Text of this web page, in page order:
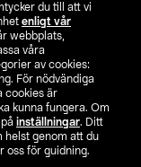
du till att vi
enligt vår
webbplats,
våra
av cookies:
För nödvändiga
cookies är
kunna fungera. Om
inställningar. Ditt
helst genom att du
oss för guidning.